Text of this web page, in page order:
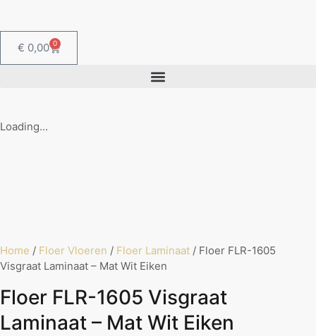
€ 0,00 0
Loading...
Home / Floer Vloeren / Floer Laminaat / Floer FLR-1605
Visgraat Laminaat – Mat Wit Eiken
Floer FLR-1605 Visgraat
Laminaat – Mat Wit Eiken